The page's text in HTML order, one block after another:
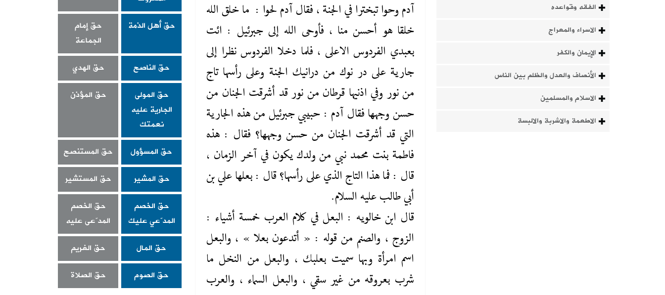
الفقه وقواعده
الاسراء والمعراج
الإيمان والكفر
الأنصاف والعدل والظلم بين الناس
الاسلام والمسلمين
الاطعمة والاشربة والالبسة
آدم وحوا تبخترا في الجنة ، فقال آدم لحوا : ما خلق الله
خلقا هو أحسن منا ، فأوحى الله إلى جبرئيل : ائت
بعبدي الفردوس الاعلى ، فلما دخلا الفردوس نظرا إلى
جارية على در نوك من درانيك الجنة وعلى رأسها تاج
من نور وفي اذنيها قرطان من نور قد أشرقت الجنان من
حسن وجهها فقال آدم : حبيبي جبرئيل من هذه الجارية
التي قد أشرقت الجنان من حسن وجهها؟ فقال : هذه
فاطمة بنت محمد نبي من ولدك يكون في آخر الزمان ،
قال : فما هذا التاج الذي على رأسها؟ قال : بعلها علي بن
أبي طالب عليه ‌السلام.
قال ابن خالويه : البعل في كلام العرب خمسة أشياء :
الزوج ، والصنم من قوله : « أتدعون بعلا » ، والبعل
اسم امرأة وبها سميت بعلبك ، والبعل من النخل ما
شرب بعروقه من غير سقي ، والبعل السماء ، والعرب
حق أهل الذمة
حق إمام
الجماعة
حق الناصح
حق الهدي
حق المولى
الجارية عليه
نعمتك
حق المؤذن
حق المسؤول
حق المستنصح
حق المشير
حق المستشير
حق الخصم
المدّعي عليك
حق الخصم
المدّعى عليه
حق المال
حق الغريم
حق الصوم
حق الصلاة